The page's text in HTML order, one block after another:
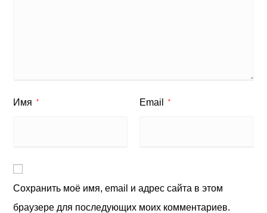
Имя * Email *
Сохранить моё имя, email и адрес сайта в этом
браузере для последующих моих комментариев.